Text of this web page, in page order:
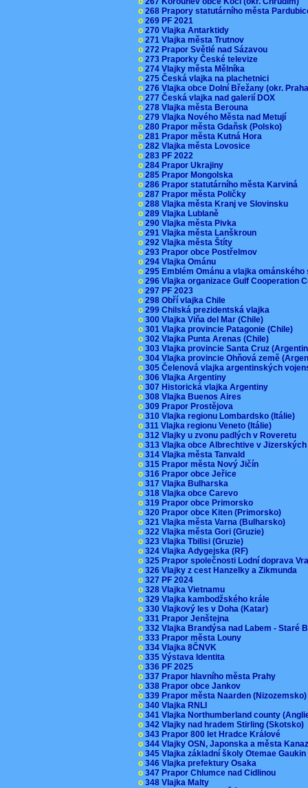
o 268 Prapory statutárního města
o 269 PF 2021
o 270 Vlajka Antarktidy
o 271 Vlajka města Trutnov
o 272 Prapor Světlé nad Sázavou
o 273 Praporky České televize
o 274 Vlajky města Mělníka
o 275 Česká vlajka na plachetnici
o 276 Vlajka obce Dolní Břežany (okr.
o 277 Česká vlajka nad galerií DOX
o 278 Vlajka města Berouna
o 279 Vlajka Nového Města nad Metují
o 280 Prapor města Gdaňsk (Polsko)
o 281 Prapor města Kutná Hora
o 282 Vlajka města Lovosice
o 283 PF 2022
o 284 Prapor Ukrajiny
o 285 Prapor Mongolska
o 286 Prapor statutárního města Karviná
o 287 Prapor města Poličky
o 288 Vlajka města Kranj ve Slovinsku
o 289 Vlajka Lublaně
o 290 Vlajka města Pivka
o 291 Vlajka města Lanškroun
o 292 Vlajka města Štíty
o 293 Prapor obce Postřelmov
o 294 Vlajka Ománu
o 295 Emblém Ománu a vlajka
o 296 Vlajka organizace Gulf Cooperation
o 297 PF 2023
o 298 Obří vlajka Chile
o 299 Chilská prezidentská vlajka
o 300 Vlajka Viňa del Mar (Chile)
o 301 Vlajka provincie Patagonie (Chile)
o 302 Vlajka Punta Arenas (Chile)
o 303 Vlajka provincie Santa Cruz
o 304 Vlajka provincie Ohňová země
o 305 Čelenová vlajka argentinských
o 306 Vlajka Argentiny
o 307 Historická vlajka Argentiny
o 308 Vlajka Buenos Aires
o 309 Prapor Prostějova
o 310 Vlajka regionu Lombardsko (Itálie)
o 311 Vlajka regionu Veneto (Itálie)
o 312 Vlajky u zvonu padlých v Roveretu
o 313 Vlajka obce Albrechtive v
o 314 Vlajka města Tanvald
o 315 Prapor města Nový Jičín
o 316 Prapor obce Jeřice
o 317 Vlajka Bulharska
o 318 Vlajka obce Carevo
o 319 Prapor obce Primorsko
o 320 Prapor obce Kiten (Primorsko)
o 321 Vlajka města Varna (Bulharsko)
o 322 Vlajka města Gori (Gruzie)
o 323 Vlajka Tbilisi (Gruzie)
o 324 Vlajka Adygejska (RF)
o 325 Prapor společnosti Lodní doprava
o 326 Vlajky z cest Hanzelky a Zikmunda
o 327 PF 2024
o 328 Vlajka Vietnamu
o 329 Vlajka kambodžského krále
o 330 Vlajkový les v Doha (Katar)
o 331 Prapor Jenštejna
o 332 Vlajka Brandýsa nad Labem - Staré
o 333 Prapor města Louny
o 334 Vlajka 8ČNVK
o 335 Výstava Identita
o 336 PF 2025
o 337 Prapor hlavního města Prahy
o 338 Prapor obce Jankov
o 339 Prapor města Naarden
o 340 Vlajka RNLI
o 341 Vlajka Northumberland county
o 342 Vlajky nad hradem Stirling (Skotsko)
o 343 Prapor 800 let Hradce Králové
o 344 Vlajky OSN, Japonska a města
o 345 Vlajka základní školy Otemae
o 346 Vlajka prefektury Osaka
o 347 Prapor Chlumce nad Cidlinou
o 348 Vlajka Malty